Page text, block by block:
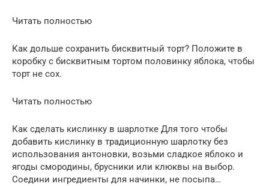
Читать полностью
Как дольше сохранить бисквитный торт? Положите в
коробку с бисквитным тортом половинку яблока, чтобы
торт не сох.
Читать полностью
Как сделать кислинку в шарлотке Для того чтобы
добавить кислинку в традиционную шарлотку без
использования антоновки, возьми сладкое яблоко и
ягоды смородины, брусники или клюквы на выбор.
Соедини ингредиенты для начинки, не посыпа…